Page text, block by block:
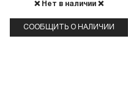
❌ Нет в наличии ❌
СООБЩИТЬ О НАЛИЧИИ